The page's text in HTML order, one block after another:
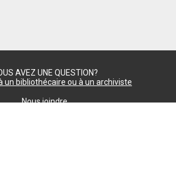
AVEZ UNE QUESTION?
un bibliothécaire ou à un archiviste
Nous joindre